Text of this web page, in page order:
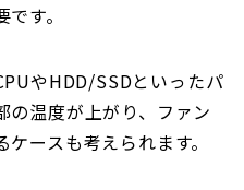
す。
やHDD/SSDといったパ
の温度が上がり、ファン
ースも考えられます。